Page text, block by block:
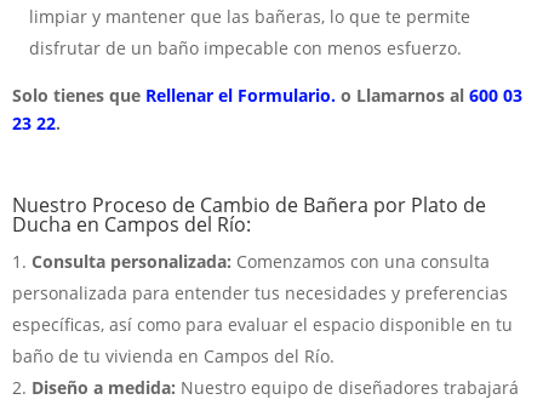
limpiar y mantener que las bañeras, lo que te permite
disfrutar de un baño impecable con menos esfuerzo.
Solo tienes que Rellenar el Formulario. o Llamarnos al 600 03
23 22.
Nuestro Proceso de Cambio de Bañera por Plato de
Ducha en Campos del Río:
Consulta personalizada: Comenzamos con una consulta
personalizada para entender tus necesidades y preferencias
específicas, así como para evaluar el espacio disponible en tu
baño de tu vivienda en Campos del Río.
Diseño a medida: Nuestro equipo de diseñadores trabajará